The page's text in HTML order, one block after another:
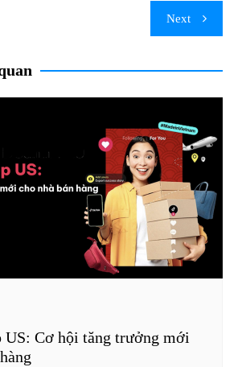
Next
US: Cơ hội tăng trưởng mới